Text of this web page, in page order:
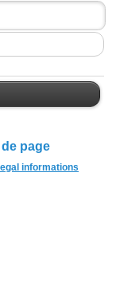
de page
informations